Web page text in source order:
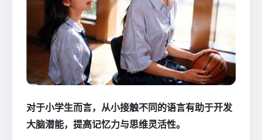
对于小学生而言，从小接触不同的语言有助于开发
大脑潜能，提高记忆力与思维灵活性。